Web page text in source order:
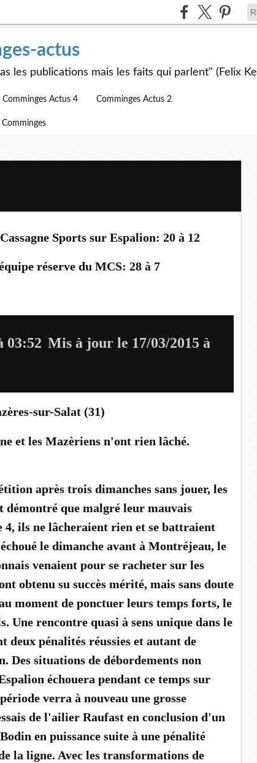
actus
les publications mais les faits qui parlent" (Felix
Comminges Actus 4 Comminges Actus 2
Comminges
Sports sur Espalion: 20 à 12
réserve du MCS: 28 à 7
03:52 Mis à jour le 17/03/2015 à
sur-Salat (31)
et les Mazèriens n'ont rien lâché.
après trois dimanches sans jouer, les
démontré que malgré leur mauvais
4, ils ne lâcheraient rien et se battraient
le dimanche avant à Montréjeau, le
venaient pour se racheter sur les
obtenu su succès mérité, mais sans doute
moment de ponctuer leurs temps forts, le
Une rencontre quasi à sens unique dans le
deux pénalités réussies et autant de
Des situations de débordements non
échouera pendant ce temps sur
verra à nouveau une grosse
de l'ailier Raufast en conclusion d'un
en puissance suite à une pénalité
la ligne. Avec les transformations de